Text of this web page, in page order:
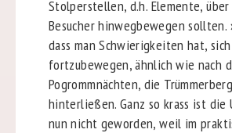
Stolperstellen, d.h. Elemente,
Besucher hinwegbewegen
dass man Schwierigkeiten hat, sich
fortzubewegen, ähnlich wie nach
Pogrommnächten, die
hinterließen. Ganz so krass ist die
nun nicht geworden, weil im